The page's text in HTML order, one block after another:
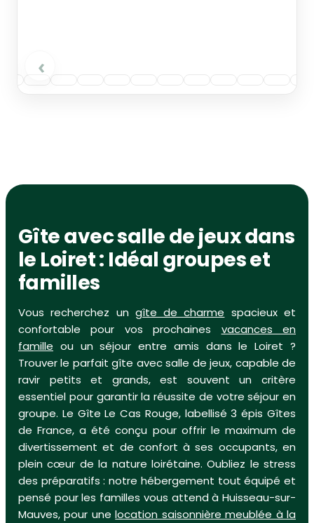
‹
Gîte avec salle de jeux dans
le Loiret : Idéal groupes et
familles
Vous recherchez un gîte de charme spacieux et
confortable pour vos prochaines vacances en
famille ou un séjour entre amis dans le Loiret ?
Trouver le parfait gîte avec salle de jeux, capable de
ravir petits et grands, est souvent un critère
essentiel pour garantir la réussite de votre séjour en
groupe. Le Gîte Le Cas Rouge, labellisé 3 épis Gîtes
de France, a été conçu pour offrir le maximum de
divertissement et de confort à ses occupants, en
plein cœur de la nature loirétaine. Oubliez le stress
des préparatifs : notre hébergement tout équipé et
pensé pour les familles vous attend à Huisseau-sur-
Mauves, pour unelocation saisonnière meublée à la